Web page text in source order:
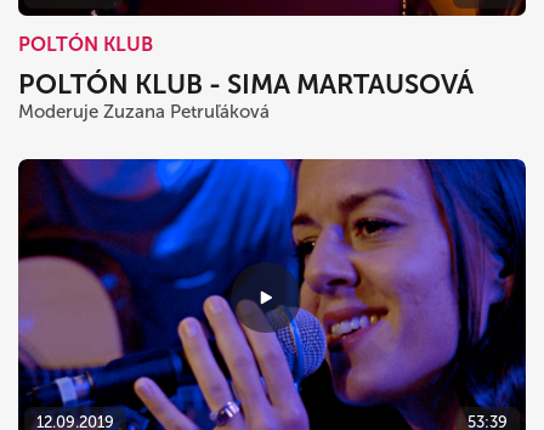
POLTÓN KLUB
POLTÓN KLUB - SIMA MARTAUSOVÁ
Moderuje Zuzana Petruľáková
12.09.2019 53:39